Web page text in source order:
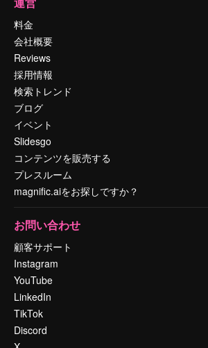
料金
会社概要
Reviews
採用情報
検索トレンド
ブログ
イベント
Slidesgo
コンテンツを販売する
プレスルーム
magnific.aiをお探しですか？
お問い合わせ
顧客サポート
Instagram
YouTube
LinkedIn
TikTok
Discord